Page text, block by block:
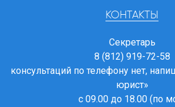
КОНТАКТЫ
Секретарь
8 (812) 919-72-58
консультаций по телефону нет,
юрист»
с 09.00 до 18.00 (по